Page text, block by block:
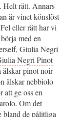
Helt rätt. Annars
är vinet könslöst
eller rätt har vi
med en
Giulia Negri
Negri Pinot
älskar pinot noir
älskar nebbiolo
att ge oss en
Om det
bland de pålitliga